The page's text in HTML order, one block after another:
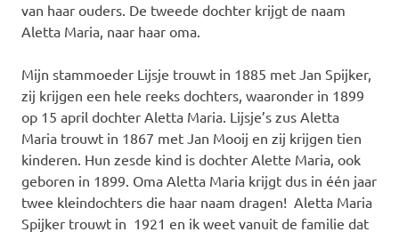
van haar ouders. De tweede dochter krijgt de naam
Aletta Maria, naar haar oma.
Mijn stammoeder Lijsje trouwt in 1885 met Jan Spijker,
zij krijgen een hele reeks dochters, waaronder in 1899
op 15 april dochter Aletta Maria. Lijsje’s zus Aletta
Maria trouwt in 1867 met Jan Mooij en zij krijgen tien
kinderen. Hun zesde kind is dochter Alette Maria, ook
geboren in 1899. Oma Aletta Maria krijgt dus in één jaar
twee kleindochters die haar naam dragen! Aletta Maria
Spijker trouwt in 1921 en ik weet vanuit de familie dat